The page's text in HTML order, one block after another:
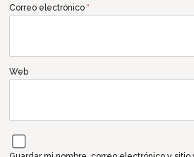
Correo electrónico *
Web